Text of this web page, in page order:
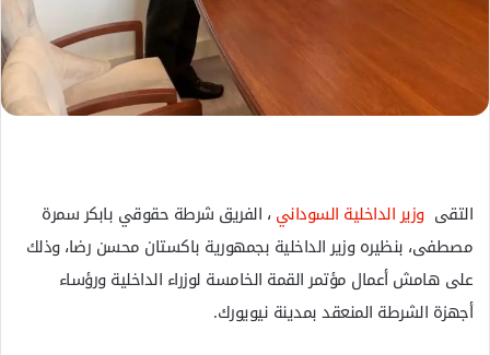
التقى وزير الداخلية السوداني، الفريق شرطة حقوقي بابكر سمرة
مصطفى، بنظيره وزير الداخلية بجمهورية باكستان محسن رضا، وذلك
على هامش أعمال مؤتمر القمة الخامسة لوزراء الداخلية ورؤساء
أجهزة الشرطة المنعقد بمدينة نيويورك.